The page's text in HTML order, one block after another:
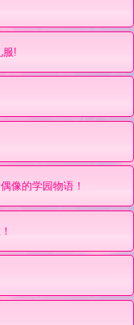
服!
像的学园物语！